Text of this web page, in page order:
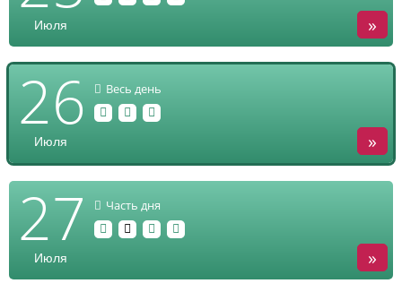
Июля »
26
Июля
Весь день
»
27
Июля
Часть дня
»